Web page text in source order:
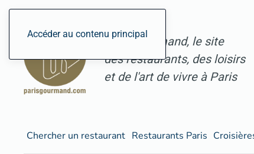
Accéder au contenu principal
ParisGourmand, le site
des restaurants, des loisirs
et de l'art de vivre à Paris
Chercher un restaurant Restaurants Paris